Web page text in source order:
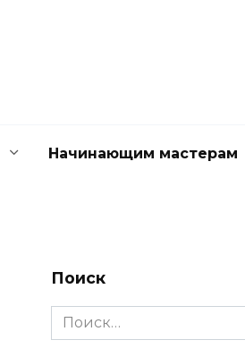
Начинающим мастерам
Поиск
Search
for: